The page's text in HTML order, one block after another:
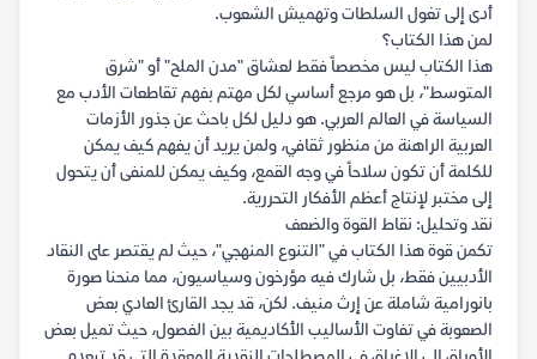
أدى إلى تغول السلطات وتهميش الشعوب.
لمن هذا الكتاب؟
هذا الكتاب ليس مخصصاً فقط لعشاق "مدن الملح" أو "شرق
المتوسط"، بل هو مرجع أساسي لكل مهتم بفهم تقاطعات الأدب مع
السياسة في العالم العربي. هو دليل لكل باحث عن جذور الأزمات
العربية الراهنة من منظور ثقافي، ولمن يريد أن يفهم كيف يمكن
للكلمة أن تكون سلاحاً في وجه القمع، وكيف يمكن للمنفى أن يتحول
إلى مختبر لإنتاج أعظم الأفكار التحررية.
نقد وتحليل: نقاط القوة والضعف
تكمن قوة هذا الكتاب في "التنوع المنهجي"، حيث لم يقتصر على النقاد
الأدبيين فقط، بل شارك فيه مؤرخون وسياسيون، مما منحنا صورة
بانورامية شاملة عن إرث منيف. لكن، قد يجد القارئ العادي بعض
الصعوبة في تفاوت الأساليب الأكاديمية بين الفصول، حيث تميل بعض